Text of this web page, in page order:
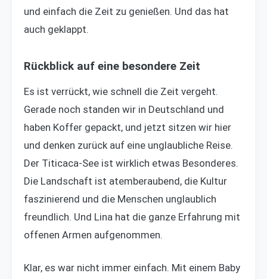
und einfach die Zeit zu genießen. Und das hat
auch geklappt.
Rückblick auf eine besondere Zeit
Es ist verrückt, wie schnell die Zeit vergeht.
Gerade noch standen wir in Deutschland und
haben Koffer gepackt, und jetzt sitzen wir hier
und denken zurück auf eine unglaubliche Reise.
Der Titicaca-See ist wirklich etwas Besonderes.
Die Landschaft ist atemberaubend, die Kultur
faszinierend und die Menschen unglaublich
freundlich. Und Lina hat die ganze Erfahrung mit
offenen Armen aufgenommen.
Klar, es war nicht immer einfach. Mit einem Baby